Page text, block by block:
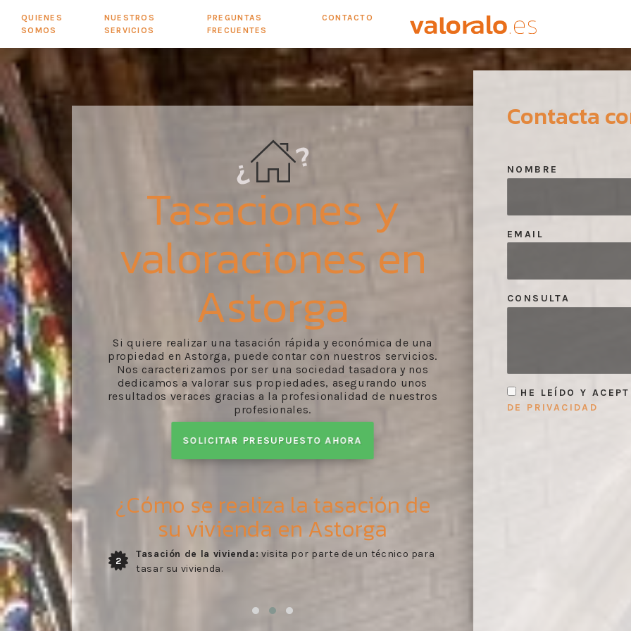
QUIENES
SOMOS
NUESTROS
SERVICIOS
PREGUNTAS
FRECUENTES
CONTACTO
Tasaciones y
valoraciones en
Astorga
Si quiere realizar una tasación rápida y económica de una
propiedad en Astorga, puede contar con nuestros servicios.
Nos caracterizamos por ser una sociedad tasadora y nos
dedicamos a valorar sus propiedades, asegurando unos
resultados veraces gracias a la profesionalidad de nuestros
profesionales.
SOLICITAR PRESUPUESTO AHORA
¿Cómo se realiza la tasación de
su vivienda en Astorga
para
3
Entrega del informe:recibo del informe de evaluación
desarrollado por nuestros profesionales según lo
Contacta
NOMBRE
EMAIL
CONSULTA
HE LEÍDO Y
DE PRIVACIDAD